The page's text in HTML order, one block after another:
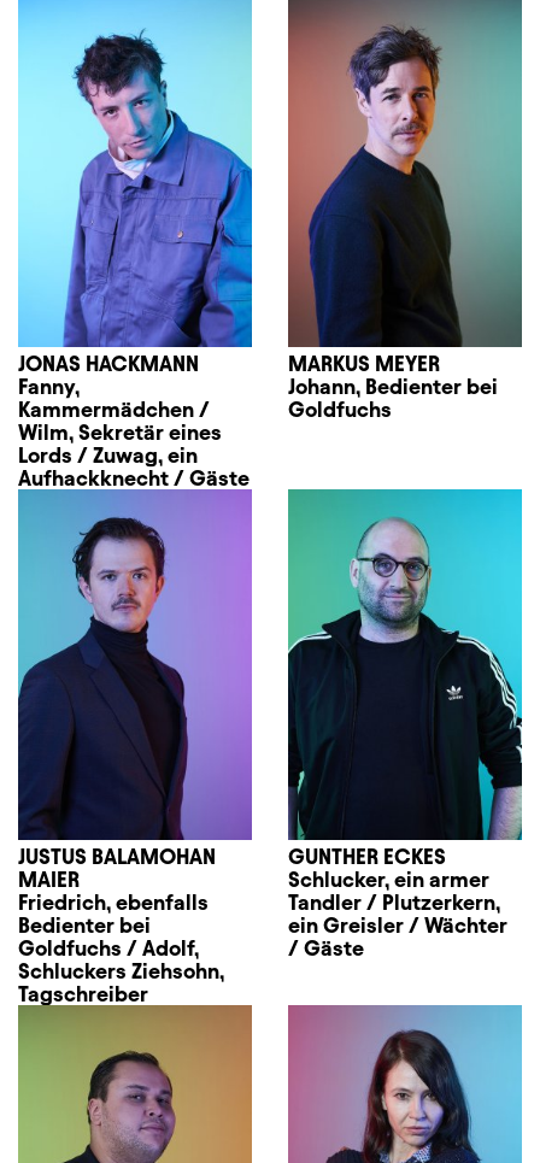
JONAS HACKMANN
Fanny,
Kammermädchen /
Wilm, Sekretär eines
Lords / Zuwag, ein
Aufhackknecht / Gäste
MARKUS MEYER
Johann, Bedienter bei
Goldfuchs
JUSTUS BALAMOHAN
MAIER
Friedrich, ebenfalls
Bedienter bei
Goldfuchs / Adolf,
Schluckers Ziehsohn,
Tagschreiber
GUNTHER ECKES
Schlucker, ein armer
Tandler / Plutzerkern,
ein Greisler / Wächter
/ Gäste